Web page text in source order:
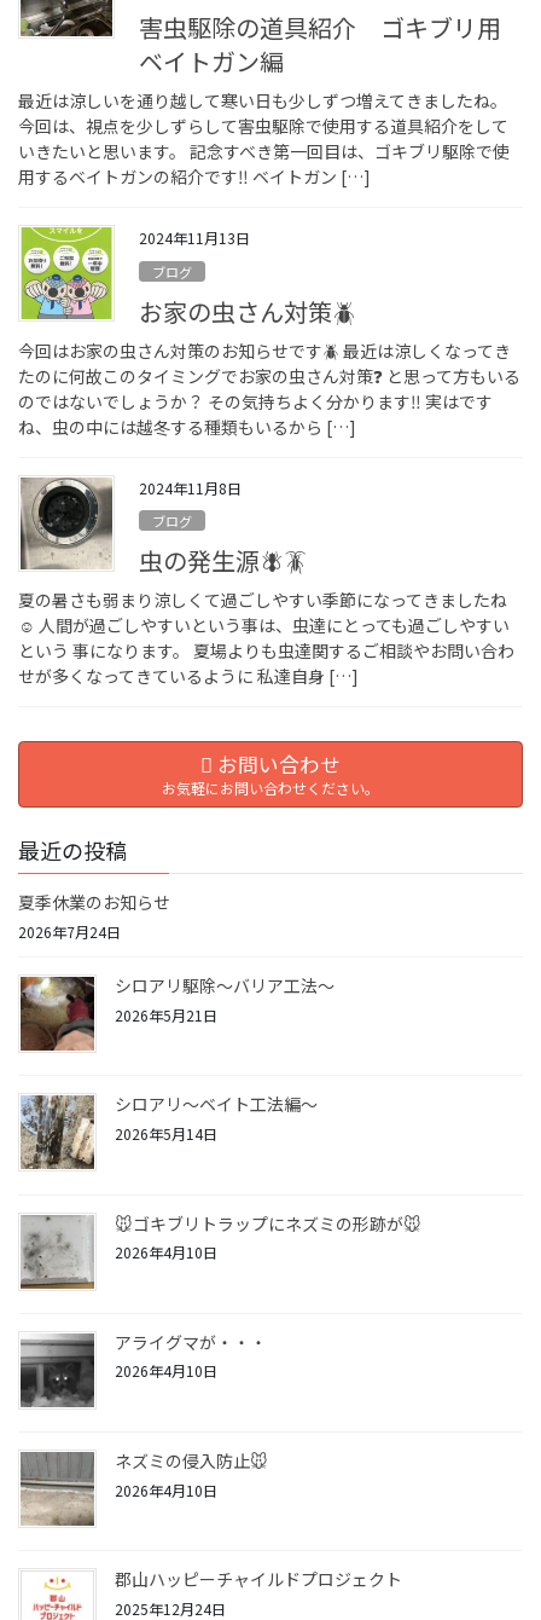
害虫駆除の道具紹介 ゴキブリ用
ベイトガン編
最近は涼しいを通り越して寒い日も少しずつ増えてきましたね。
今回は、視点を少しずらして害虫駆除で使用する道具紹介をして
いきたいと思います。 記念すべき第一回目は、ゴキブリ駆除で使
用するベイトガンの紹介です‼︎ ベイトガン […]
2024年11月13日
ブログ
お家の虫さん対策🪲
今回はお家の虫さん対策のお知らせです🪲 最近は涼しくなってき
たのに何故このタイミングでお家の虫さん対策❓ と思って方もいる
のではないでしょうか？ その気持ちよく分かります‼︎ 実はです
ね、虫の中には越冬する種類もいるから […]
2024年11月8日
ブログ
虫の発生源🪰🪳
夏の暑さも弱まり涼しくて過ごしやすい季節になってきましたね
☺️ 人間が過ごしやすいという事は、虫達にとっても過ごしやすい
という 事になります。 夏場よりも虫達関するご相談やお問い合わ
せが多くなってきているように 私達自身 […]
お問い合わせ
お気軽にお問い合わせください。
最近の投稿
夏季休業のお知らせ
2026年7月24日
シロアリ駆除〜バリア工法〜
2026年5月21日
シロアリ〜ベイト工法編〜
2026年5月14日
🐭ゴキブリトラップにネズミの形跡が🐭
2026年4月10日
アライグマが・・・
2026年4月10日
ネズミの侵入防止🐭
2026年4月10日
郡山ハッピーチャイルドプロジェクト
2025年12月24日